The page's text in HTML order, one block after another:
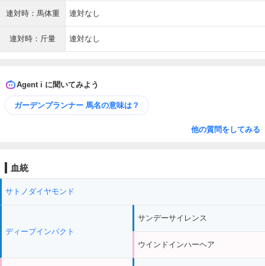
連対時：馬体重 連対なし
連対時：斤量 連対なし
Agent i に聞いてみよう
ガーデンプランナー 馬名の意味は？
他の質問をしてみる
血統
サトノダイヤモンド
ディープインパクト
サンデーサイレンス
ウインドインハーヘア